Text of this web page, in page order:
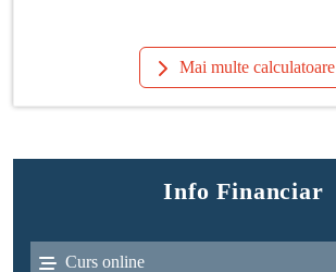
Mai multe calculatoare
Info Financiar
Curs online